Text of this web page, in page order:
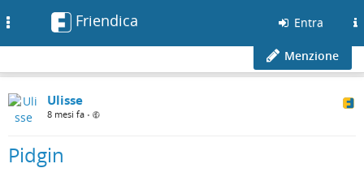
Friendica Entra
Menzione
Ulisse
8 mesi fa •
Pidgin